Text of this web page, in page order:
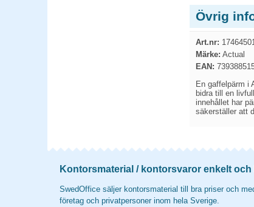
Övrig
Art.nr:
Märke: Actual
EAN:
En gaffelpärm i
bidra till en
innehållet har
säkerställer att
Kontorsmaterial / kontorsvaror enkelt och
SwedOffice säljer kontorsmaterial till bra priser och
företag och privatpersoner inom hela Sverige.